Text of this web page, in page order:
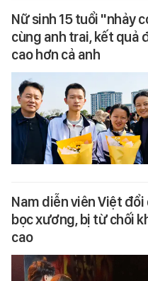
Nữ sinh 15 tuổi "nhảy
cùng anh trai, kết quả
cao hơn cả anh
Nam diễn viên Việt
bọc xương, bị từ chối
cao